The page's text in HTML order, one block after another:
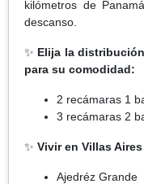
kilómetros de
descanso.
✨ Elija la
para su comodidad:
2 recámaras 1
3 recámaras 2
✨ Vivir en Villas
Ajedréz Grande